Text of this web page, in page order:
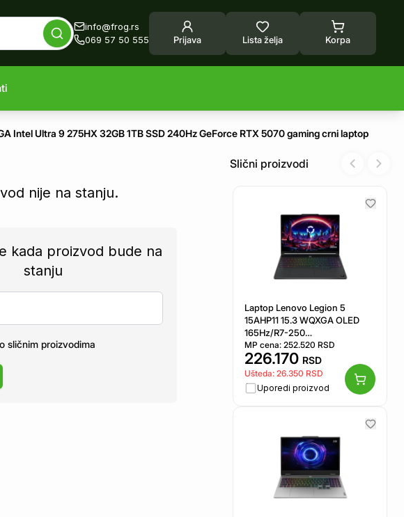
info@frog.rs
069 57 50 555
Prijava Lista želja Korpa
Intel Ultra 9 275HX 32GB 1TB SSD 240Hz GeForce RTX 5070 gaming crni laptop
nije na stanju.
kada proizvod bude na
stanju
sličnim proizvodima
Slični proizvodi
Laptop Lenovo Legion 5
15AHP11 15.3 WQXGA OLED
165Hz/R7-250
AI/32GB/1TB/RTX5050
8GB/83Q7001RYA
MP cena: 252.520 RSD
226.170 RSD
Ušteda: 26.350 RSD
Uporedi proizvod
Previous
Next